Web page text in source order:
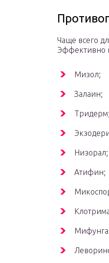
Чаще всего
Эффективно
Мизол;
Залаин;
Тридерм;
Низорал;
Атифин;